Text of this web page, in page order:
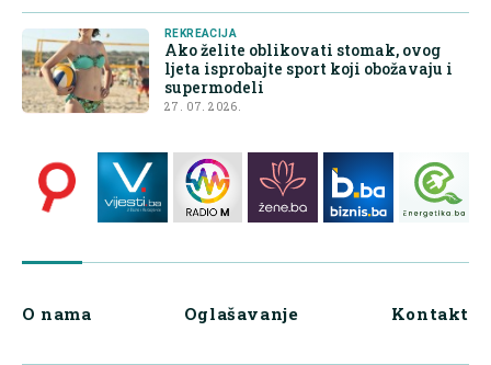
REKREACIJA
Ako želite oblikovati stomak, ovog
ljeta isprobajte sport koji obožavaju i
supermodeli
27. 07. 2026.
O nama Oglašavanje Kontakt